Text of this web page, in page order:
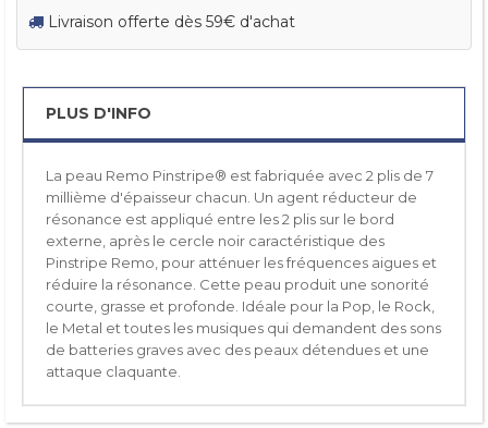
Livraison offerte dès 59€ d'achat
PLUS D'INFO
La peau Remo Pinstripe® est fabriquée avec 2 plis de 7
millième d'épaisseur chacun. Un agent réducteur de
résonance est appliqué entre les 2 plis sur le bord
externe, après le cercle noir caractéristique des
Pinstripe Remo, pour atténuer les fréquences aigues et
réduire la résonance. Cette peau produit une sonorité
courte, grasse et profonde. Idéale pour la Pop, le Rock,
le Metal et toutes les musiques qui demandent des sons
de batteries graves avec des peaux détendues et une
attaque claquante.